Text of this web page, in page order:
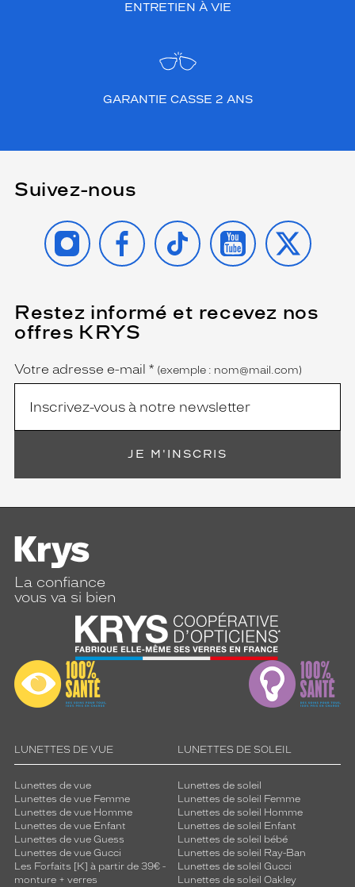
ENTRETIEN À VIE
GARANTIE CASSE 2 ANS
Suivez-nous
INSTAGRAMFACEBOOK
TIKTOK YOUTUBE
X
Restez informé et recevez nos
offres KRYS
Name
Votre adresse e-mail *
(Ce
champ
est
obligatoire)
(exemple : nom@mail.com)
JE M'INSCRIS
La confiance
vous va si bien
LUNETTES DE VUE
Lunettes de vue
Lunettes de vue Femme
Lunettes de vue Homme
Lunettes de vue Enfant
Lunettes de vue Guess
Lunettes de vue Gucci
Les Forfaits [K] à partir de 39€ -
monture + verres
LUNETTES DE SOLEIL
Lunettes de soleil
Lunettes de soleil Femme
Lunettes de soleil Homme
Lunettes de soleil Enfant
Lunettes de soleil bébé
Lunettes de soleil Ray-Ban
Lunettes de soleil Gucci
Lunettes de soleil Oakley